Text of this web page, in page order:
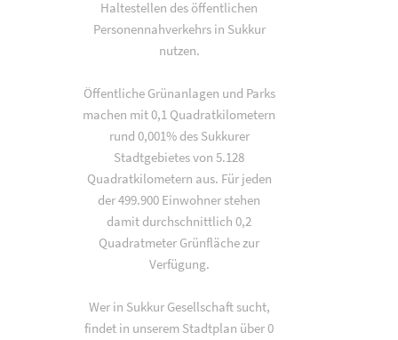
Haltestellen des öffentlichen
Personennahverkehrs in Sukkur
nutzen.
Öffentliche Grünanlagen und Parks
machen mit 0,1 Quadratkilometern
rund 0,001% des Sukkurer
Stadtgebietes von 5.128
Quadratkilometern aus. Für jeden
der 499.900 Einwohner stehen
damit durchschnittlich 0,2
Quadratmeter Grünfläche zur
Verfügung.
Wer in Sukkur Gesellschaft sucht,
findet in unserem Stadtplan über 0